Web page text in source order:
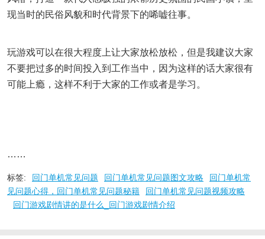
现当时的民俗风貌和时代背景下的唏嘘往事。
玩游戏可以在很大程度上让大家放松放松，但是我建议大家
不要把过多的时间投入到工作当中，因为这样的话大家很有
可能上瘾，这样不利于大家的工作或者是学习。
……
标签: 回门单机常见问题 回门单机常见问题图文攻略
回门单机常
见问题心得，回门单机常见问题秘籍
回门单机常见问题视频攻略
回门游戏剧情讲的是什么_回门游戏剧情介绍